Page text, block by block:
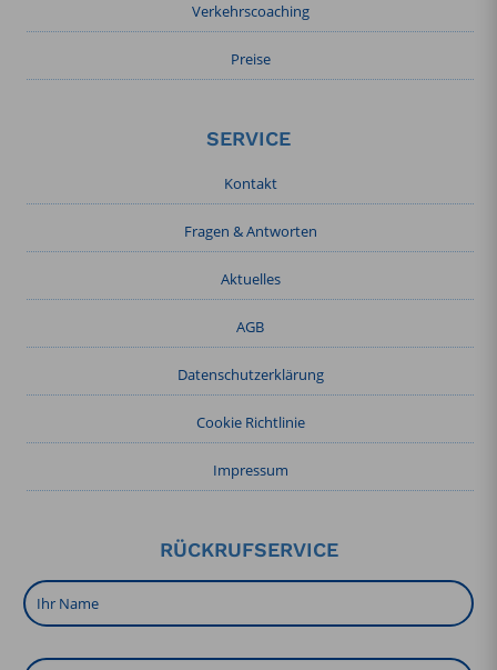
Verkehrscoaching
Preise
SERVICE
Kontakt
Fragen & Antworten
Aktuelles
AGB
Datenschutzerklärung
Cookie Richtlinie
Impressum
RÜCKRUFSERVICE